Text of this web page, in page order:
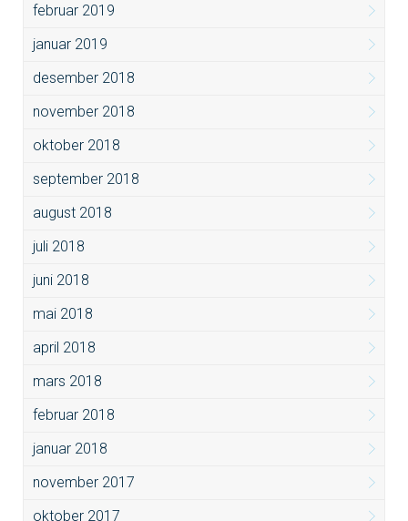
februar 2019
januar 2019
desember 2018
november 2018
oktober 2018
september 2018
august 2018
juli 2018
juni 2018
mai 2018
april 2018
mars 2018
februar 2018
januar 2018
november 2017
oktober 2017